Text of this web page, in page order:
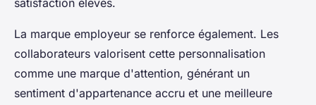
satisfaction élevés.
La marque employeur se renforce également. Les
collaborateurs valorisent cette personnalisation
comme une marque d'attention, générant un
sentiment d'appartenance accru et une meilleure